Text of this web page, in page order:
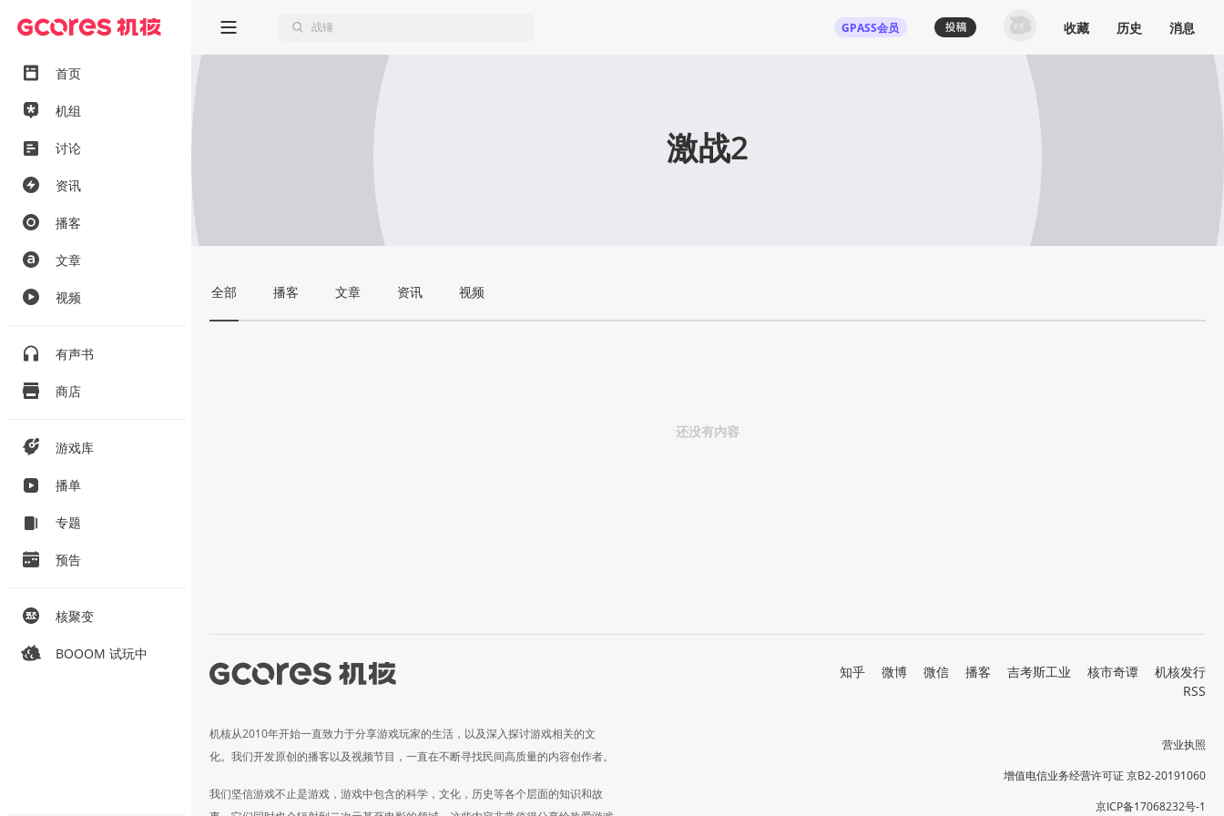
首页
机组
讨论
资讯
播客
文章
视频
有声书
商店
游戏库
播单
专题
预告
核聚变
BOOOM 试玩中
GPASS会员 收藏 历史 消息
激战2
全部 播客 文章 资讯 视频
还没有内容
机核从2010年开始一直致力于分享游戏玩家的生活，以及深入探讨游戏相关的文
化。我们开发原创的播客以及视频节目，一直在不断寻找民间高质量的内容创作者。
我们坚信游戏不止是游戏，游戏中包含的科学，文化，历史等各个层面的知识和故
知乎 微博 微信 播客 吉考斯工业 核市奇谭
机核发行
RSS
营业执照
增值电信业务经营许可证 京B2-20191060
京ICP备17068232号-1